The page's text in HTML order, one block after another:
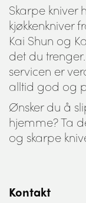
Skarpe kniver
kjøkkenkniver
Kai Shun og
det du
servicen er
alltid god og
Ønsker du å
hjemme? Ta
og skarpe
Kontakt